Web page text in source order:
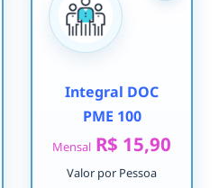
Integral DOC
PME 100
Mensal R$ 15,90
Valor por Pessoa